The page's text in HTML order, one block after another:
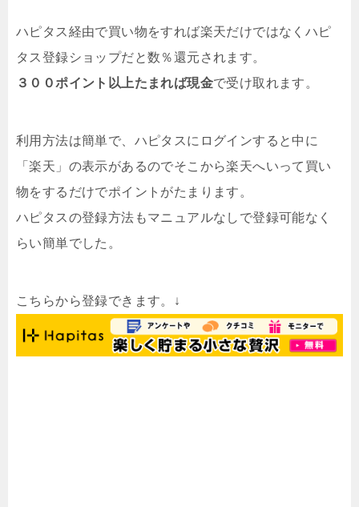
ハピタス経由で買い物をすれば楽天だけではなくハピ
タス登録ショップだと数％還元されます。
３００ポイント以上たまれば現金で受け取れます。
利用方法は簡単で、ハピタスにログインすると中に
「楽天」の表示があるのでそこから楽天へいって買い
物をするだけでポイントがたまります。
ハピタスの登録方法もマニュアルなしで登録可能なく
らい簡単でした。
こちらから登録できます。↓